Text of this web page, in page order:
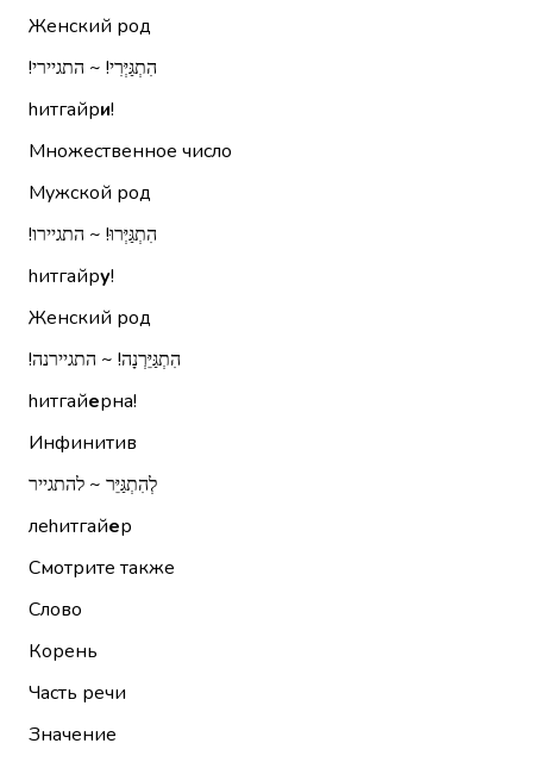
Женский род
הִתְגַּיְּרִי!‏ ~ התגיירי!‏
hитгайри!
Множественное число
Мужской род
הִתְגַּיְּרוּ!‏ ~ התגיירו!‏
hитгайру!
Женский род
הִתְגַּיֵּרְנָה!‏ ~ התגיירנה!‏
hитгайерна!
Инфинитив
לְהִתְגַּיֵּר ~ להתגייר
леhитгайер
Смотрите также
Слово
Корень
Часть речи
Значение